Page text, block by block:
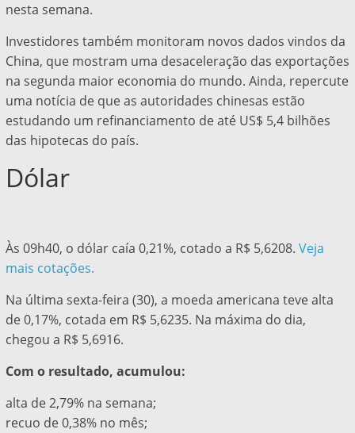
nesta semana.
Investidores também monitoram novos dados vindos da
China, que mostram uma desaceleração das exportações
na segunda maior economia do mundo. Ainda, repercute
uma notícia de que as autoridades chinesas estão
estudando um refinanciamento de até US$ 5,4 bilhões
das hipotecas do país.
Dólar
Às 09h40, o dólar caía 0,21%, cotado a R$ 5,6208. Veja
mais cotações.
Na última sexta-feira (30), a moeda americana teve alta
de 0,17%, cotada em R$ 5,6235. Na máxima do dia,
chegou a R$ 5,6916.
Com o resultado, acumulou:
alta de 2,79% na semana;
recuo de 0,38% no mês;